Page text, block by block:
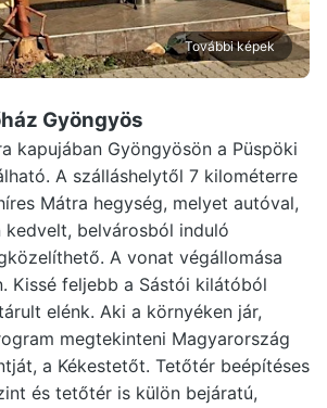
További képek
Gyöngyös
kapujában Gyöngyösön a Püspöki
A szálláshelytől 7 kilométerre
Mátra hegység, melyet autóval,
kedvelt, belvárosból induló
A vonat végállomása
Kissé feljebb a Sástói kilátóból
elénk. Aki a környéken jár,
megtekinteni Magyarország
a Kékestetőt. Tetőtér beépítéses
és tetőtér is külön bejáratú,